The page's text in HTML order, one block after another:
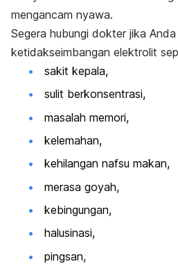
mengancam nyawa.
Segera hubungi dokter jika
ketidakseimbangan elektrolit
sakit kepala,
sulit berkonsentrasi,
masalah memori,
kelemahan,
kehilangan nafsu makan,
merasa goyah,
kebingungan,
halusinasi,
pingsan,